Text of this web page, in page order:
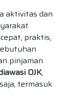
aktivitas dan
praktis,
pinjaman
OJK,
termasuk